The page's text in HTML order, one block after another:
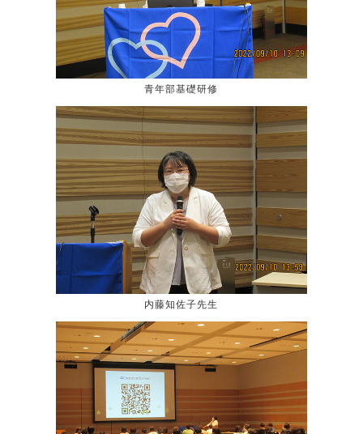
青年部基礎研修
内藤知佐子先生